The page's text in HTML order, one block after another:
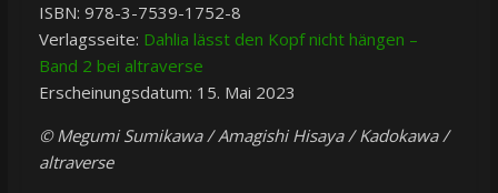
ISBN: 978-3-7539-1752-8
Verlagsseite: Dahlia lässt den Kopf nicht hängen –
Band 2 bei altraverse
Erscheinungsdatum: 15. Mai 2023
© Megumi Sumikawa / Amagishi Hisaya / Kadokawa /
altraverse